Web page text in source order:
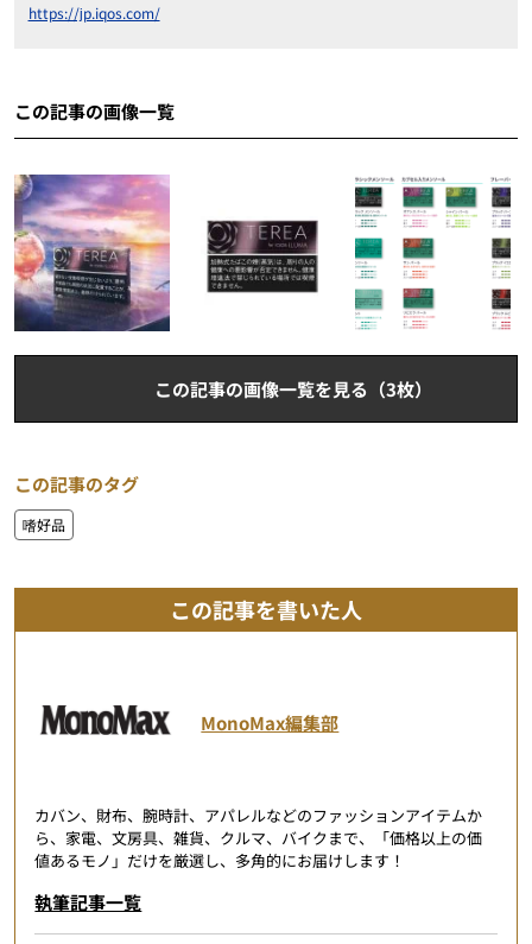
https://jp.iqos.com/
この記事の画像一覧
この記事の画像一覧を見る（3枚）
この記事のタグ
嗜好品
この記事を書いた人
MonoMax編集部
カバン、財布、腕時計、アパレルなどのファッションアイテムか
ら、家電、文房具、雑貨、クルマ、バイクまで、「価格以上の価
値あるモノ」だけを厳選し、多角的にお届けします！
執筆記事一覧